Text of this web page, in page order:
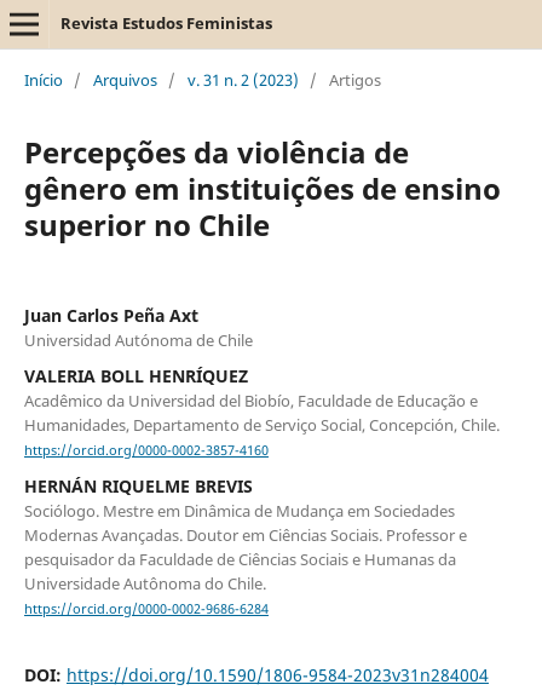
Revista Estudos Feministas
Início / Arquivos / v. 31 n. 2 (2023) / Artigos
Percepções da violência de
gênero em instituições de ensino
superior no Chile
Juan Carlos Peña Axt
Universidad Autónoma de Chile
VALERIA BOLL HENRÍQUEZ
Acadêmico da Universidad del Biobío, Faculdade de Educação e
Humanidades, Departamento de Serviço Social, Concepción, Chile.
https://orcid.org/0000-0002-3857-4160
HERNÁN RIQUELME BREVIS
Sociólogo. Mestre em Dinâmica de Mudança em Sociedades
Modernas Avançadas. Doutor em Ciências Sociais. Professor e
pesquisador da Faculdade de Ciências Sociais e Humanas da
Universidade Autônoma do Chile.
https://orcid.org/0000-0002-9686-6284
DOI: https://doi.org/10.1590/1806-9584-2023v31n284004